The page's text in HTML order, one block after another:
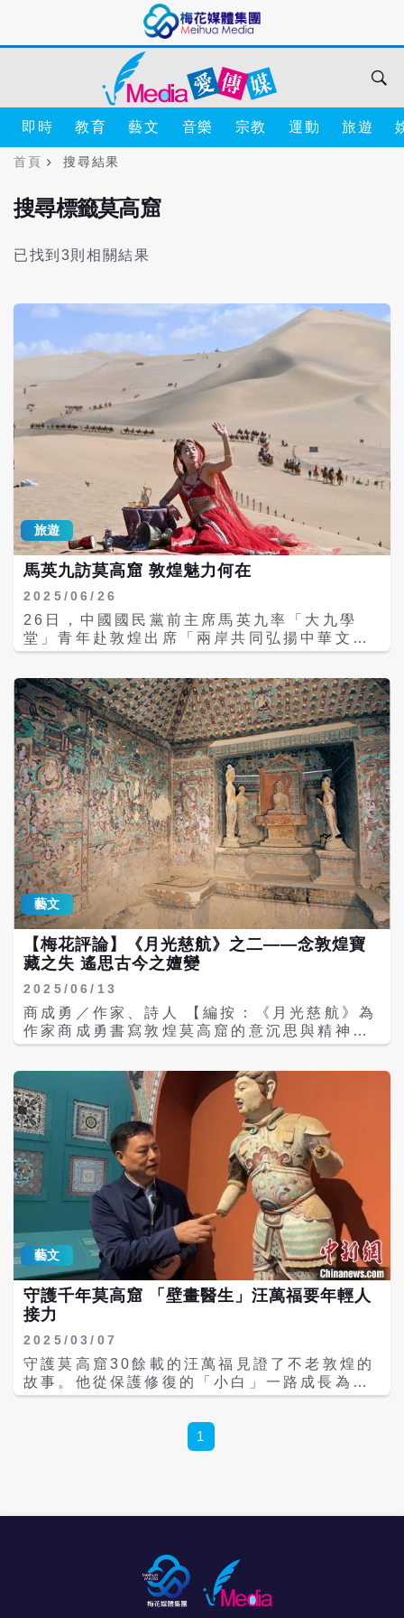
即時 教育 藝文 音樂 宗教 運動 旅遊
首頁 搜尋結果
搜尋標籤莫高窟
已找到3則相關結果
旅遊
馬英九訪莫高窟 敦煌魅力何在
2025/06/26
26日，中國國民黨前主席馬英九率「大九學
堂」青年赴敦煌出席「兩岸共同弘揚中華文
化」活動並參訪莫高窟。作為古代絲綢之路上
與茫茫的戈壁沙漠。對台灣而言，敦煌遙遠而
神秘，前往觀光可感受截然不同的風土人情。
「敦，大也；煌，盛也」。擁有輝煌燦爛歷史
的敦煌位於大陸西北部省份甘肅境內，以石窟
和壁畫聞名天下。莫高窟作為敦煌石窟的代
表，也稱「千佛洞」，是世界上現存規模最
大，內容最豐富的佛教藝術聖地，早在1987年
就被聯合國教科文組織列入《世界遺產名
錄》。 莫高窟堪稱「寶庫中的寶庫」，如同一
部活的美術史。為使遊客更好地遊覽莫高窟，
景點官方特別準備了影片在正式遊覽前播放，
以便遊客代入感受。「從幽暗的小門踏入石
窟，流轉千年的慈悲眼眸在時間的長河中與旅
人重逢，宏偉的佛像照見渺小的自我，讓我感
到十分震撼。」大陸網友在遊覽莫高窟後在社
群網站發出感嘆。 26日上午，馬英九一行抵
達莫高窟進行參觀。據媒體報導，馬英九參觀
窟」，紀錄了盛唐時期彩塑壁畫的極致成就。
近年來大陸文創產業興盛，莫高窟的文創產品
雕氛圍燈、蓮花寶珠華蓋冰箱貼、三兔共耳銅
鏡、「好運蓮蓮」艾草錘等文創產品實用又精
美。敦煌研究院甚至還在天貓平台開設了線上
店，足不出戶也能隨心選購文創產品。 為豐富
遊覽形式、提升遊客體驗，當地文娛機構還推
出《又見敦煌》《樂動敦煌》兩部沉浸式體驗
劇。精美的服化道、演員專業的演出，傳統文
化與視聽技術相結合，彷彿賦予了洞窟中壁畫
石像以生命。觀眾甚至可以選擇身著西域民族
服飾，「換裝看戲」更有沉浸感。 遊覽莫高窟
使人感受到厚重的歷史、藝術的魅力與宗教的
感動，戈壁沙漠的地理風貌則讓人感嘆大自然
的鬼斧神工。鳴沙山月牙泉以山泉共處，沙水
共生的沙漠奇觀著稱。遊客可乘坐摩托車，在
連綿起伏的沙丘上風馳電掣，領略大漠風光；
還可以打扮成西域公主或飛天神女，拍攝特色
寫真；最激動人心的還是萬人星空演唱會，眾
人爬上沙丘等待日落，面對月牙泉，揮舞著手
中的螢光棒與天南海北的人合唱周傑倫的《七
然奇觀，因強風過境時，岩壁共振聲似鬼哭狼
鬼城的日落尤其值得一看，夕陽將大地染成金
黃色，景色絕美。很多遊客選擇在此時遊覽景
區，在夕陽下的戈壁灘拍出自己的「人生照
藝文
【梅花評論】《月光慈航》之二——念敦煌寶
藏之失 遙思古今之嬗變
2025/06/13
商成勇／作家、詩人 【編按：《月光慈航》為
作家商成勇書寫敦煌莫高窟的意沉思與精神追
尋之作。作者以行旅者視角，穿越沙州月夜，
光輝，進而追溯歷代文明與民族記憶，從歷史
征戰到佛教信仰，從壁畫彩塑到人類理想，交
織出對「須彌精神」的深切嚮往。文長將分三
篇刊登，供讀者參考。】 第二章 和諧的音符
奮爭自由，期望美好，執著的心原本是很輕鬆
安閒的，因為要前行，因為要儲備追求，雙峰
駝鈴響沙山，晶亮的音韻穿越渺渺茫茫，覆蓋
正在壁龕就著青燈作畫的辛勞身軀，激揚起超
然靈感，天才勾勒，四萬五千餘平方米佛國世
界華彩逶迤，掖壁鋪開。飛天神女姿態各不相
同，宏大仙樂合和鳴奏，惠賜人間大地，無盡
福祉。僧侶信眾，平平和和，一種境界的名字
順應時空而來，修行，修行，修行 難得的春
天。五月風帶來初春的溫暖。風中，駱駝刺芨
芨草已然發芽，向著太陽茂長。一個冬季的深
深休眠，這漠野奇絕的生命精靈，於嚴酷的奮
爭中，積聚能量，攢足力氣，一當拱出地面就
身形嫋娜，歡舞著迎接成群的野駱駝歌唱而
隊來了使臣遊旅者來了，驛站周遭的曠野，商
人們身邊的侍者，開始放牧心懷。間或有西往
裳，慢悠悠，伴著戈壁沙山，伴著疏勒長河血
僅有的曼妙曲線。 黃昏時分，沙州城外，大夏
河靜靜流淌，歷史雲煙，繼續在身邊氤氳。莢
榆和胡楊各自浸淫霧靄，彌漫蓮花般的三危山
噴薄而出直沖斷崖。先期依偎河邊崖下憩歇的
藝文
守護千年莫高窟 「壁畫醫生」汪萬福要年輕人
接力
2025/03/07
守護莫高窟30餘載的汪萬福見證了不老敦煌的
故事。他從保護修復的「小白」一路成長為壁
畫和彩塑保護修復研究的專家級「文物醫
陸全國人大代表、敦煌研究院保護研究部副部
長汪萬福表示，下一個千年，需年輕守護者不
4.5萬平方公尺、泥質彩塑2415尊，是世界上
現存規模最大、內容最豐富的佛教藝術地。 中
新網6日專訪「壁畫醫生」汪萬福，談及千年
1